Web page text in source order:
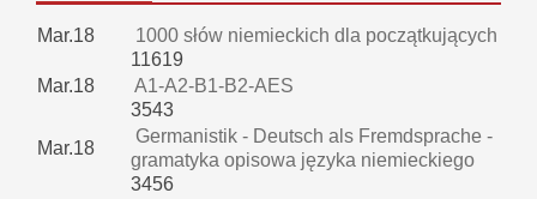
Mar.18
1000 słów niemieckich dla początkujących
11619
Mar.18
A1-A2-B1-B2-AES
3543
Mar.18
Germanistik - Deutsch als Fremdsprache -
gramatyka opisowa języka niemieckiego
3456